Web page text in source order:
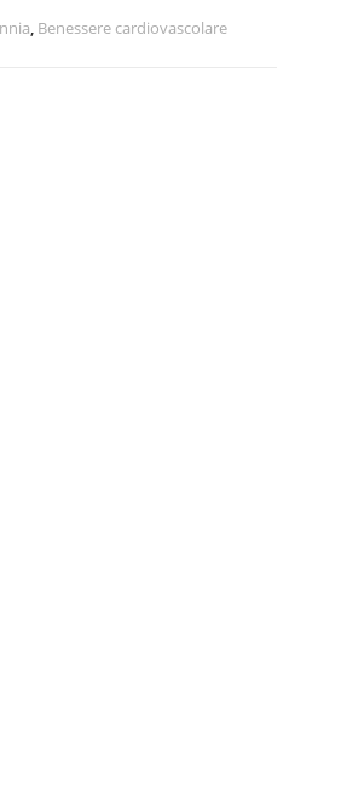
, Benessere cardiovascolare